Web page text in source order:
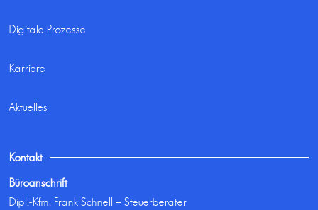
Digitale Prozesse
Karriere
Aktuelles
Kontakt
Büroanschrift
Dipl.-Kfm. Frank Schnell – Steuerberater